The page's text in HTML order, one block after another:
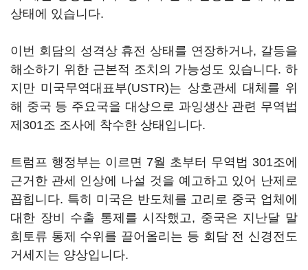
상태에 있습니다.
이번 회담의 성격상 휴전 상태를 연장하거나, 갈등을
해소하기 위한 근본적 조치의 가능성도 있습니다. 하
지만 미국무역대표부(USTR)는 상호관세 대체를 위
해 중국 등 주요국을 대상으로 과잉생산 관련 무역법
제301조 조사에 착수한 상태입니다.
트럼프 행정부는 이르면 7월 초부터 무역법 301조에
근거한 관세 인상에 나설 것을 예고하고 있어 난제로
꼽힙니다. 특히 미국은 반도체를 고리로 중국 업체에
대한 장비 수출 통제를 시작했고, 중국은 지난달 말
희토류 통제 수위를 끌어올리는 등 회담 전 신경전도
거세지는 양상입니다.